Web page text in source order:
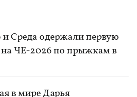
Среда одержали первую
ЧЕ-2026 по прыжкам в
в мире Дарья